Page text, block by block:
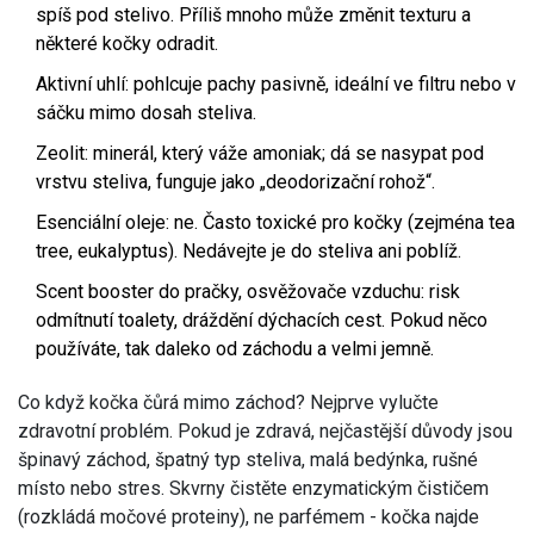
spíš pod stelivo. Příliš mnoho může změnit texturu a
některé kočky odradit.
Aktivní uhlí: pohlcuje pachy pasivně, ideální ve filtru nebo v
sáčku mimo dosah steliva.
Zeolit: minerál, který váže amoniak; dá se nasypat pod
vrstvu steliva, funguje jako „deodorizační rohož“.
Esenciální oleje: ne. Často toxické pro kočky (zejména tea
tree, eukalyptus). Nedávejte je do steliva ani poblíž.
Scent booster do pračky, osvěžovače vzduchu: risk
odmítnutí toalety, dráždění dýchacích cest. Pokud něco
používáte, tak daleko od záchodu a velmi jemně.
Co když kočka čůrá mimo záchod? Nejprve vylučte
zdravotní problém. Pokud je zdravá, nejčastější důvody jsou
špinavý záchod, špatný typ steliva, malá bedýnka, rušné
místo nebo stres. Skvrny čistěte enzymatickým čističem
(rozkládá močové proteiny), ne parfémem - kočka najde